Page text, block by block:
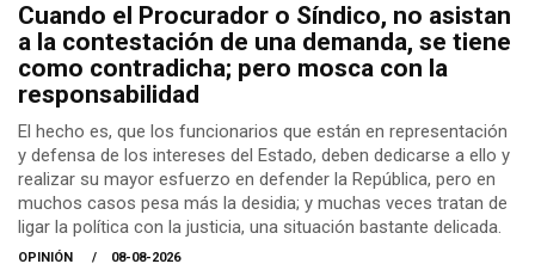
Cuando el Procurador o Síndico, no asistan
a la contestación de una demanda, se tiene
como contradicha; pero mosca con la
responsabilidad
El hecho es, que los funcionarios que están en representación
y defensa de los intereses del Estado, deben dedicarse a ello y
realizar su mayor esfuerzo en defender la República, pero en
muchos casos pesa más la desidia; y muchas veces tratan de
ligar la política con la justicia, una situación bastante delicada.
OPINIÓN 08-08-2026